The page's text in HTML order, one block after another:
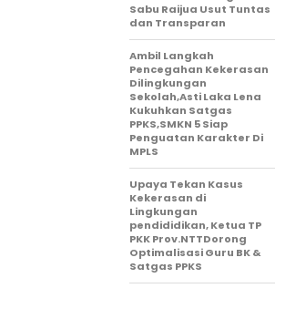
Sabu Raijua Usut Tuntas
dan Transparan
Ambil Langkah
Pencegahan Kekerasan
Dilingkungan
Sekolah,Asti Laka Lena
Kukuhkan Satgas
PPKS,SMKN 5 Siap
Penguatan Karakter Di
MPLS
Upaya Tekan Kasus
Kekerasan di
Lingkungan
pendididikan, Ketua TP
PKK Prov.NTTDorong
Optimalisasi Guru BK &
Satgas PPKS